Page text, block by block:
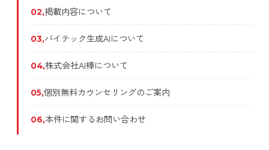
02,掲載内容について
03,バイテック生成AIについて
04,株式会社AI棒について
05,個別無料カウンセリングのご案内
06,本件に関するお問い合わせ